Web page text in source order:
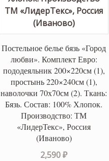
Постельное белье бязь «Город
любви». Комплект Евро:
пододеяльник 200×220см (1),
простынь 220×240см (1),
наволочки 70х70см (2). Ткань:
Бязь. Состав: 100% Хлопок.
Производство: ТМ
«ЛидерТекс», Россия
(Иваново)
2,590₽